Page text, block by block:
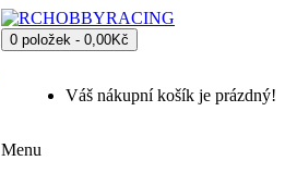
0 položek - 0,00Kč
Váš nákupní košík je prázdný!
Menu